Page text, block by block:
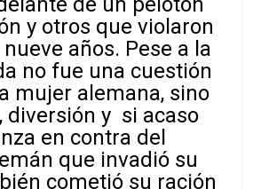
y otros que violaron
años. Pese a la
no fue una cuestión
mujer alemana, sino
diversión y si acaso
en contra del
que invadió su
cometió su ración